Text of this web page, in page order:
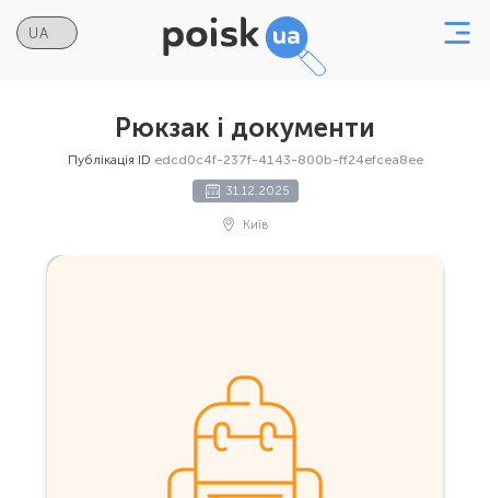
Рюкзак і документи
Публікація ID edcd0c4f-237f-4143-800b-ff24efcea8ee
31.12.2025
Київ